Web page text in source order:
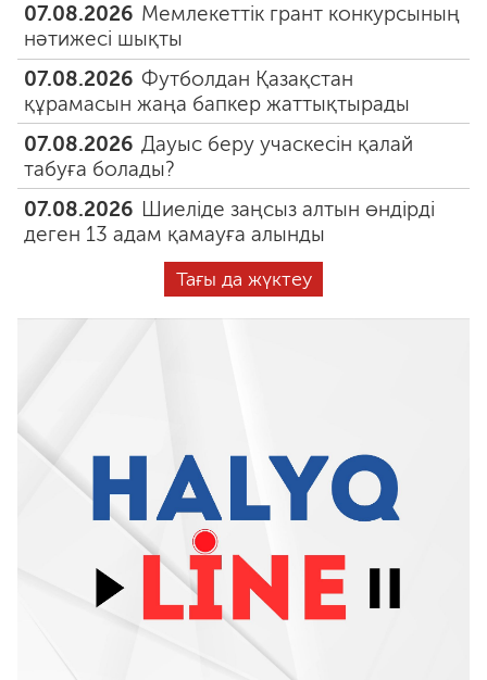
07.08.2026 Мемлекеттік грант конкурсының
нәтижесі шықты
07.08.2026 Футболдан Қазақстан
құрамасын жаңа бапкер жаттықтырады
07.08.2026 Дауыс беру учаскесін қалай
табуға болады?
07.08.2026 Шиеліде заңсыз алтын өндірді
деген 13 адам қамауға алынды
Тағы да жүктеу